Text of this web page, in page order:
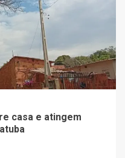
casa e atingem